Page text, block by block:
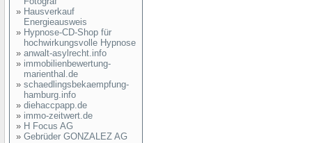
» Hausverkauf
Energieausweis
» Hypnose-CD-Shop für
hochwirkungsvolle Hypnose
» anwalt-asylrecht.info
» immobilienbewertung-
marienthal.de
» schaedlingsbekaempfung-
hamburg.info
» diehaccpapp.de
» immo-zeitwert.de
» H Focus AG
» Gebrüder GONZALEZ AG